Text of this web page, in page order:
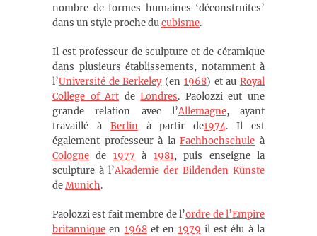
nombre de formes humaines ‘déconstruites’
dans un style proche ducubisme.
Il est professeur de sculpture et de céramique
dans plusieurs établissements, notamment à
l’Université de Berkeley(en 1968) et auRoyal
College of Art deLondres. Paolozzi eut une
grande relation avec l’Allemagne, ayant
travaillé à Berlinà partir de1974. Il est
également professeur à laFachhochschule à
Cologne de 1977 à 1981, puis enseigne la
sculpture à l’Akademie der Bildenden Künste
deMunich.
Paolozzi est fait membre de l’ordre de l’Empire
britannique en 1968et en 1979 il est élu à la